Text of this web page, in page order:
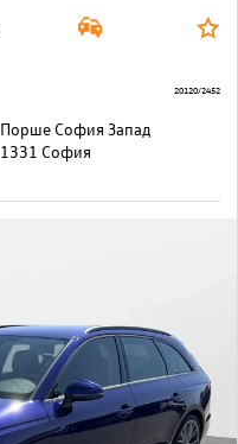
Порше София Запад
1331 София
20120/2452